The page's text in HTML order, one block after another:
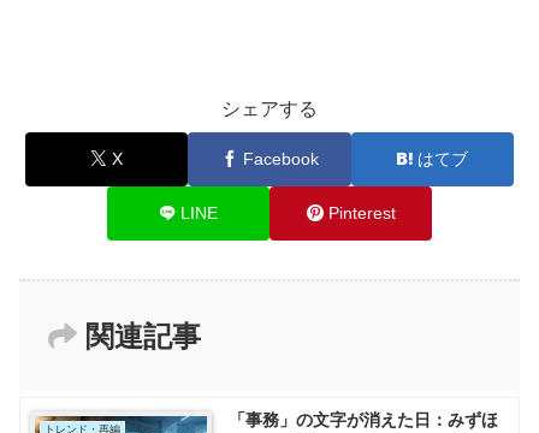
シェアする
X Facebook はてブ
LINE Pinterest
関連記事
トレンド・再編
「事務」の文字が消えた日：みずほ